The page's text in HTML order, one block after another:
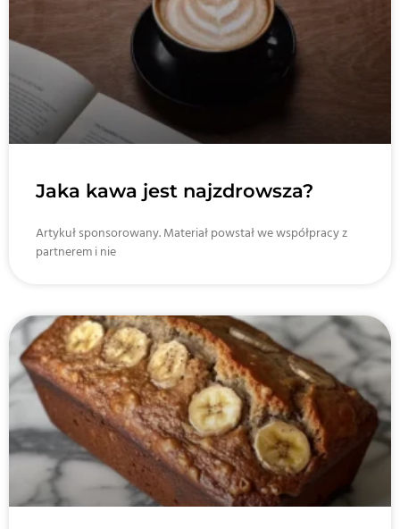
Jaka kawa jest najzdrowsza?
Artykuł sponsorowany. Materiał powstał we współpracy z
partnerem i nie